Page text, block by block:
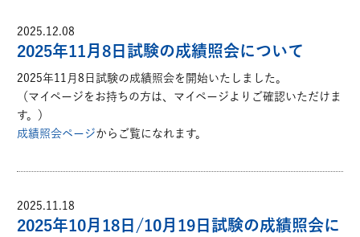
2025.12.08
2025年11月8日試験の成績照会について
2025年11月8日試験の成績照会を開始いたしました。
（マイページをお持ちの方は、マイページよりご確認いただけま
す。）
成績照会ページからご覧になれます。
2025.11.18
2025年10月18日/10月19日試験の成績照会に